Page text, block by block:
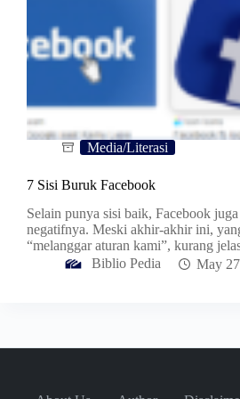
Media/Literasi
7 Sisi Buruk Facebook
Selain punya sisi baik, Facebook
negatifnya. Meski akhir-akhir ini,
“melanggar aturan kami”, kurang
Biblio Pedia
May